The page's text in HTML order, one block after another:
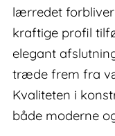
lærredet
kraftige profil
elegant
træde frem fra
Kvaliteten i
både moderne